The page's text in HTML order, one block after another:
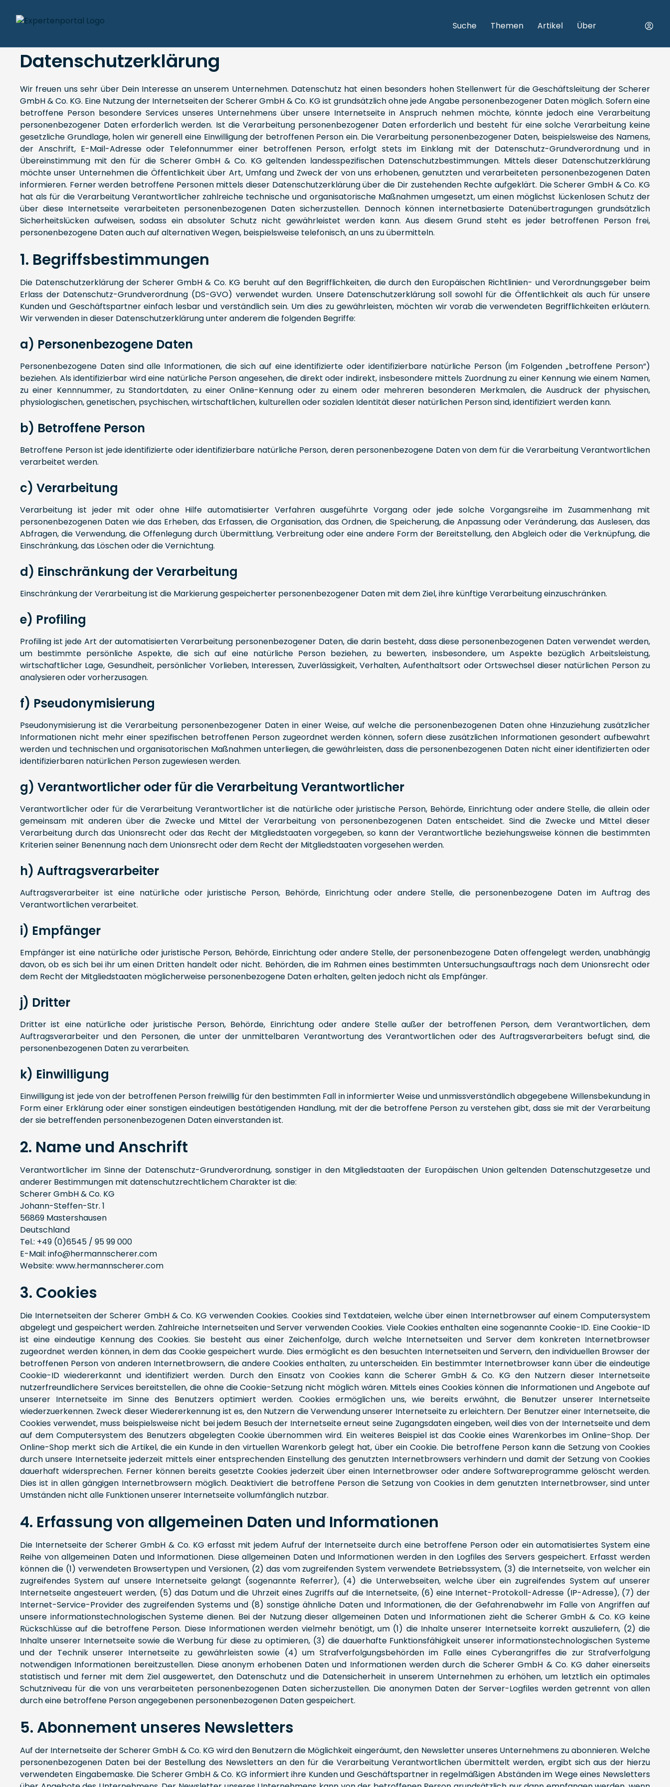
Suche Themen Artikel Über
Datenschutzerklärung
Wir freuen uns sehr über Dein Interesse an unserem Unternehmen. Datenschutz hat einen besonders hohen Stellenwert für die Geschäftsleitung der Scherer
GmbH & Co. KG. Eine Nutzung der Internetseiten der Scherer GmbH & Co. KG ist grundsätzlich ohne jede Angabe personenbezogener Daten möglich. Sofern eine
betroffene Person besondere Services unseres Unternehmens über unsere Internetseite in Anspruch nehmen möchte, könnte jedoch eine Verarbeitung
personenbezogener Daten erforderlich werden. Ist die Verarbeitung personenbezogener Daten erforderlich und besteht für eine solche Verarbeitung keine
gesetzliche Grundlage, holen wir generell eine Einwilligung der betroffenen Person ein. Die Verarbeitung personenbezogener Daten, beispielsweise des Namens,
der Anschrift, E-Mail-Adresse oder Telefonnummer einer betroffenen Person, erfolgt stets im Einklang mit der Datenschutz-Grundverordnung und in
Übereinstimmung mit den für die Scherer GmbH & Co. KG geltenden landesspezifischen Datenschutzbestimmungen. Mittels dieser Datenschutzerklärung
möchte unser Unternehmen die Öffentlichkeit über Art, Umfang und Zweck der von uns erhobenen, genutzten und verarbeiteten personenbezogenen Daten
informieren. Ferner werden betroffene Personen mittels dieser Datenschutzerklärung über die Dir zustehenden Rechte aufgeklärt. Die Scherer GmbH & Co. KG
hat als für die Verarbeitung Verantwortlicher zahlreiche technische und organisatorische Maßnahmen umgesetzt, um einen möglichst lückenlosen Schutz der
über diese Internetseite verarbeiteten personenbezogenen Daten sicherzustellen. Dennoch können internetbasierte Datenübertragungen grundsätzlich
Sicherheitslücken aufweisen, sodass ein absoluter Schutz nicht gewährleistet werden kann. Aus diesem Grund steht es jeder betroffenen Person frei,
personenbezogene Daten auch auf alternativen Wegen, beispielsweise telefonisch, an uns zu übermitteln.
1. Begriffsbestimmungen
Die Datenschutzerklärung der Scherer GmbH & Co. KG beruht auf den Begrifflichkeiten, die durch den Europäischen Richtlinien- und Verordnungsgeber beim
Erlass der Datenschutz-Grundverordnung (DS-GVO) verwendet wurden. Unsere Datenschutzerklärung soll sowohl für die Öffentlichkeit als auch für unsere
Kunden und Geschäftspartner einfach lesbar und verständlich sein. Um dies zu gewährleisten, möchten wir vorab die verwendeten Begrifflichkeiten erläutern.
Wir verwenden in dieser Datenschutzerklärung unter anderem die folgenden Begriffe:
a) Personenbezogene Daten
Personenbezogene Daten sind alle Informationen, die sich auf eine identifizierte oder identifizierbare natürliche Person (im Folgenden „betroffene Person“)
beziehen. Als identifizierbar wird eine natürliche Person angesehen, die direkt oder indirekt, insbesondere mittels Zuordnung zu einer Kennung wie einem Namen,
zu einer Kennnummer, zu Standortdaten, zu einer Online-Kennung oder zu einem oder mehreren besonderen Merkmalen, die Ausdruck der physischen,
physiologischen, genetischen, psychischen, wirtschaftlichen, kulturellen oder sozialen Identität dieser natürlichen Person sind, identifiziert werden kann.
b) Betroffene Person
Betroffene Person ist jede identifizierte oder identifizierbare natürliche Person, deren personenbezogene Daten von dem für die Verarbeitung Verantwortlichen
verarbeitet werden.
c) Verarbeitung
Verarbeitung ist jeder mit oder ohne Hilfe automatisierter Verfahren ausgeführte Vorgang oder jede solche Vorgangsreihe im Zusammenhang mit
personenbezogenen Daten wie das Erheben, das Erfassen, die Organisation, das Ordnen, die Speicherung, die Anpassung oder Veränderung, das Auslesen, das
Abfragen, die Verwendung, die Offenlegung durch Übermittlung, Verbreitung oder eine andere Form der Bereitstellung, den Abgleich oder die Verknüpfung, die
Einschränkung, das Löschen oder die Vernichtung.
d) Einschränkung der Verarbeitung
Einschränkung der Verarbeitung ist die Markierung gespeicherter personenbezogener Daten mit dem Ziel, ihre künftige Verarbeitung einzuschränken.
e) Profiling
Profiling ist jede Art der automatisierten Verarbeitung personenbezogener Daten, die darin besteht, dass diese personenbezogenen Daten verwendet werden,
um bestimmte persönliche Aspekte, die sich auf eine natürliche Person beziehen, zu bewerten, insbesondere, um Aspekte bezüglich Arbeitsleistung,
wirtschaftlicher Lage, Gesundheit, persönlicher Vorlieben, Interessen, Zuverlässigkeit, Verhalten, Aufenthaltsort oder Ortswechsel dieser natürlichen Person zu
analysieren oder vorherzusagen.
f) Pseudonymisierung
Pseudonymisierung ist die Verarbeitung personenbezogener Daten in einer Weise, auf welche die personenbezogenen Daten ohne Hinzuziehung zusätzlicher
Informationen nicht mehr einer spezifischen betroffenen Person zugeordnet werden können, sofern diese zusätzlichen Informationen gesondert aufbewahrt
werden und technischen und organisatorischen Maßnahmen unterliegen, die gewährleisten, dass die personenbezogenen Daten nicht einer identifizierten oder
identifizierbaren natürlichen Person zugewiesen werden.
g) Verantwortlicher oder für die Verarbeitung Verantwortlicher
Verantwortlicher oder für die Verarbeitung Verantwortlicher ist die natürliche oder juristische Person, Behörde, Einrichtung oder andere Stelle, die allein oder
gemeinsam mit anderen über die Zwecke und Mittel der Verarbeitung von personenbezogenen Daten entscheidet. Sind die Zwecke und Mittel dieser
Verarbeitung durch das Unionsrecht oder das Recht der Mitgliedstaaten vorgegeben, so kann der Verantwortliche beziehungsweise können die bestimmten
Kriterien seiner Benennung nach dem Unionsrecht oder dem Recht der Mitgliedstaaten vorgesehen werden.
h) Auftragsverarbeiter
Auftragsverarbeiter ist eine natürliche oder juristische Person, Behörde, Einrichtung oder andere Stelle, die personenbezogene Daten im Auftrag des
Verantwortlichen verarbeitet.
i) Empfänger
Empfänger ist eine natürliche oder juristische Person, Behörde, Einrichtung oder andere Stelle, der personenbezogene Daten offengelegt werden, unabhängig
davon, ob es sich bei ihr um einen Dritten handelt oder nicht. Behörden, die im Rahmen eines bestimmten Untersuchungsauftrags nach dem Unionsrecht oder
dem Recht der Mitgliedstaaten möglicherweise personenbezogene Daten erhalten, gelten jedoch nicht als Empfänger.
j) Dritter
Dritter ist eine natürliche oder juristische Person, Behörde, Einrichtung oder andere Stelle außer der betroffenen Person, dem Verantwortlichen, dem
Auftragsverarbeiter und den Personen, die unter der unmittelbaren Verantwortung des Verantwortlichen oder des Auftragsverarbeiters befugt sind, die
personenbezogenen Daten zu verarbeiten.
k) Einwilligung
Einwilligung ist jede von der betroffenen Person freiwillig für den bestimmten Fall in informierter Weise und unmissverständlich abgegebene Willensbekundung in
Form einer Erklärung oder einer sonstigen eindeutigen bestätigenden Handlung, mit der die betroffene Person zu verstehen gibt, dass sie mit der Verarbeitung
der sie betreffenden personenbezogenen Daten einverstanden ist.
2. Name und Anschrift
Verantwortlicher im Sinne der Datenschutz-Grundverordnung, sonstiger in den Mitgliedstaaten der Europäischen Union geltenden Datenschutzgesetze und
anderer Bestimmungen mit datenschutzrechtlichem Charakter ist die:
Scherer GmbH & Co. KG
Johann-Steffen-Str. 1
56869 Mastershausen
Deutschland
Tel.: +49 (0)6545 / 95 99 000
E-Mail: info@hermannscherer.com
Website: www.hermannscherer.com
3. Cookies
Die Internetseiten der Scherer GmbH & Co. KG verwenden Cookies. Cookies sind Textdateien, welche über einen Internetbrowser auf einem Computersystem
abgelegt und gespeichert werden. Zahlreiche Internetseiten und Server verwenden Cookies. Viele Cookies enthalten eine sogenannte Cookie-ID. Eine Cookie-ID
ist eine eindeutige Kennung des Cookies. Sie besteht aus einer Zeichenfolge, durch welche Internetseiten und Server dem konkreten Internetbrowser
zugeordnet werden können, in dem das Cookie gespeichert wurde. Dies ermöglicht es den besuchten Internetseiten und Servern, den individuellen Browser der
betroffenen Person von anderen Internetbrowsern, die andere Cookies enthalten, zu unterscheiden. Ein bestimmter Internetbrowser kann über die eindeutige
Cookie-ID wiedererkannt und identifiziert werden. Durch den Einsatz von Cookies kann die Scherer GmbH & Co. KG den Nutzern dieser Internetseite
nutzerfreundlichere Services bereitstellen, die ohne die Cookie-Setzung nicht möglich wären. Mittels eines Cookies können die Informationen und Angebote auf
unserer Internetseite im Sinne des Benutzers optimiert werden. Cookies ermöglichen uns, wie bereits erwähnt, die Benutzer unserer Internetseite
wiederzuerkennen. Zweck dieser Wiedererkennung ist es, den Nutzern die Verwendung unserer Internetseite zu erleichtern. Der Benutzer einer Internetseite, die
Cookies verwendet, muss beispielsweise nicht bei jedem Besuch der Internetseite erneut seine Zugangsdaten eingeben, weil dies von der Internetseite und dem
auf dem Computersystem des Benutzers abgelegten Cookie übernommen wird. Ein weiteres Beispiel ist das Cookie eines Warenkorbes im Online-Shop. Der
Online-Shop merkt sich die Artikel, die ein Kunde in den virtuellen Warenkorb gelegt hat, über ein Cookie. Die betroffene Person kann die Setzung von Cookies
durch unsere Internetseite jederzeit mittels einer entsprechenden Einstellung des genutzten Internetbrowsers verhindern und damit der Setzung von Cookies
dauerhaft widersprechen. Ferner können bereits gesetzte Cookies jederzeit über einen Internetbrowser oder andere Softwareprogramme gelöscht werden.
Dies ist in allen gängigen Internetbrowsern möglich. Deaktiviert die betroffene Person die Setzung von Cookies in dem genutzten Internetbrowser, sind unter
Umständen nicht alle Funktionen unserer Internetseite vollumfänglich nutzbar.
4. Erfassung von allgemeinen Daten und Informationen
Die Internetseite der Scherer GmbH & Co. KG erfasst mit jedem Aufruf der Internetseite durch eine betroffene Person oder ein automatisiertes System eine
Reihe von allgemeinen Daten und Informationen. Diese allgemeinen Daten und Informationen werden in den Logfiles des Servers gespeichert. Erfasst werden
können die (1) verwendeten Browsertypen und Versionen, (2) das vom zugreifenden System verwendete Betriebssystem, (3) die Internetseite, von welcher ein
zugreifendes System auf unsere Internetseite gelangt (sogenannte Referrer), (4) die Unterwebseiten, welche über ein zugreifendes System auf unserer
Internetseite angesteuert werden, (5) das Datum und die Uhrzeit eines Zugriffs auf die Internetseite, (6) eine Internet-Protokoll-Adresse (IP-Adresse), (7) der
Internet-Service-Provider des zugreifenden Systems und (8) sonstige ähnliche Daten und Informationen, die der Gefahrenabwehr im Falle von Angriffen auf
unsere informationstechnologischen Systeme dienen. Bei der Nutzung dieser allgemeinen Daten und Informationen zieht die Scherer GmbH & Co. KG keine
Rückschlüsse auf die betroffene Person. Diese Informationen werden vielmehr benötigt, um (1) die Inhalte unserer Internetseite korrekt auszuliefern, (2) die
Inhalte unserer Internetseite sowie die Werbung für diese zu optimieren, (3) die dauerhafte Funktionsfähigkeit unserer informationstechnologischen Systeme
und der Technik unserer Internetseite zu gewährleisten sowie (4) um Strafverfolgungsbehörden im Falle eines Cyberangriffes die zur Strafverfolgung
notwendigen Informationen bereitzustellen. Diese anonym erhobenen Daten und Informationen werden durch die Scherer GmbH & Co. KG daher einerseits
statistisch und ferner mit dem Ziel ausgewertet, den Datenschutz und die Datensicherheit in unserem Unternehmen zu erhöhen, um letztlich ein optimales
Schutzniveau für die von uns verarbeiteten personenbezogenen Daten sicherzustellen. Die anonymen Daten der Server-Logfiles werden getrennt von allen
durch eine betroffene Person angegebenen personenbezogenen Daten gespeichert.
5. Abonnement unseres Newsletters
Auf der Internetseite der Scherer GmbH & Co. KG wird den Benutzern die Möglichkeit eingeräumt, den Newsletter unseres Unternehmens zu abonnieren. Welche
personenbezogenen Daten bei der Bestellung des Newsletters an den für die Verarbeitung Verantwortlichen übermittelt werden, ergibt sich aus der hierzu
verwendeten Eingabemaske. Die Scherer GmbH & Co. KG informiert ihre Kunden und Geschäftspartner in regelmäßigen Abständen im Wege eines Newsletters